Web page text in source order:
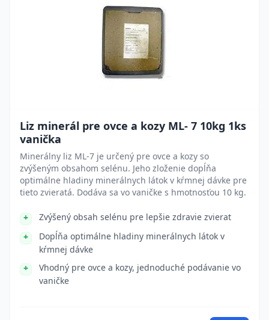
Liz minerál pre ovce a kozy ML- 7 10kg 1ks
vanička
Minerálny liz ML-7 je určený pre ovce a kozy so
zvýšeným obsahom selénu. Jeho zloženie dopĺňa
optimálne hladiny minerálnych látok v kŕmnej dávke pre
tieto zvieratá. Dodáva sa vo vaničke s hmotnosťou 10 kg.
Zvýšený obsah selénu pre lepšie zdravie zvierat
Dopĺňa optimálne hladiny minerálnych látok v
kŕmnej dávke
Vhodný pre ovce a kozy, jednoduché podávanie vo
vaničke